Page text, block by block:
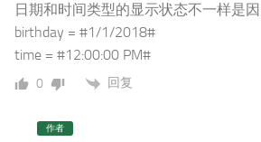
日期和时间类型的显示状态不一样是
birthday = #1/1/2018#
time = #12:00:00 PM#
0 回复
作者